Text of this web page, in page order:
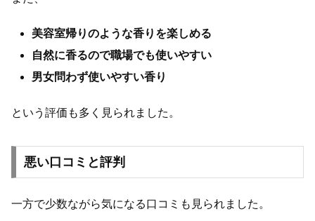
美容室帰りのような香りを楽しめる
自然に香るので職場でも使いやすい
男女問わず使いやすい香り
という評価も多く見られました。
悪い口コミと評判
一方で少数ながら気になる口コミも見られました。